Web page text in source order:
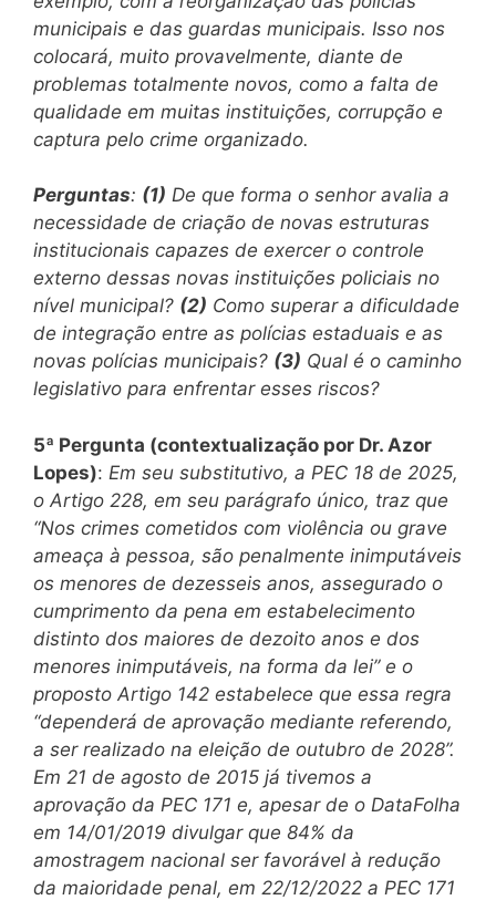
municipais e das guardas municipais. Isso nos
colocará, muito provavelmente, diante de
problemas totalmente novos, como a falta de
qualidade em muitas instituições, corrupção e
captura pelo crime organizado.
Perguntas: (1) De que forma o senhor avalia a
necessidade de criação de novas estruturas
institucionais capazes de exercer o controle
externo dessas novas instituições policiais no
nível municipal? (2) Como superar a dificuldade
de integração entre as polícias estaduais e as
novas polícias municipais? (3) Qual é o caminho
legislativo para enfrentar esses riscos?
5ª Pergunta (contextualização por Dr. Azor
Lopes): Em seu substitutivo, a PEC 18 de 2025,
o Artigo 228, em seu parágrafo único, traz que
“Nos crimes cometidos com violência ou grave
ameaça à pessoa, são penalmente inimputáveis
os menores de dezesseis anos, assegurado o
cumprimento da pena em estabelecimento
distinto dos maiores de dezoito anos e dos
menores inimputáveis, na forma da lei” e o
proposto Artigo 142 estabelece que essa regra
“dependerá de aprovação mediante referendo,
a ser realizado na eleição de outubro de 2028”.
Em 21 de agosto de 2015 já tivemos a
aprovação da PEC 171 e, apesar de o DataFolha
em 14/01/2019 divulgar que 84% da
amostragem nacional ser favorável à redução
da maioridade penal, em 22/12/2022 a PEC 171